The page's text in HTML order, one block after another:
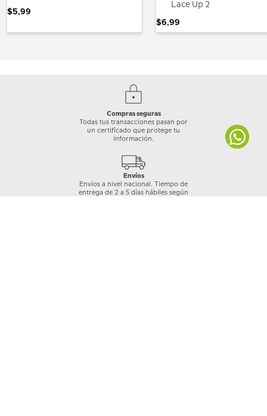
$5,99
Lace Up 2
$6,99
Compras seguras
Todas tus transacciones pasan por
un certificado que protege tu
información.
Envíos
Envíos a nivel nacional. Tiempo de
entrega de 2 a 5 días hábiles según